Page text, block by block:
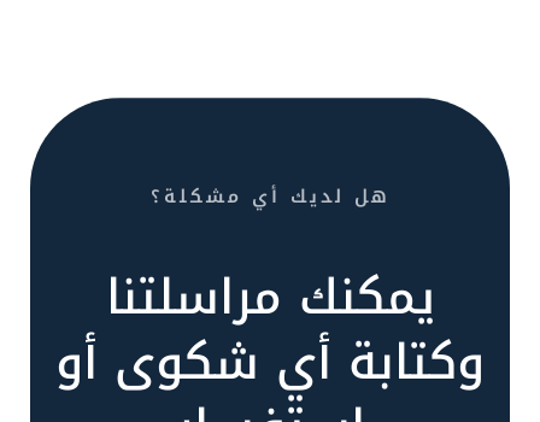
هل لديك أي مشكلة؟
يمكنك مراسلتنا
وكتابة أي شكوى أو